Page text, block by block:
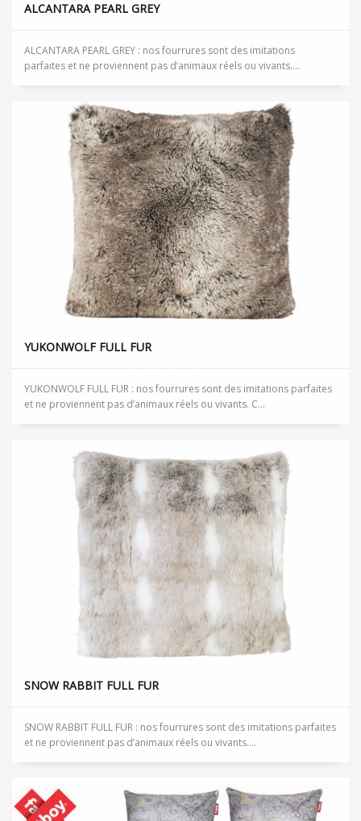
ALCANTARA PEARL GREY
ALCANTARA PEARL GREY : nos fourrures sont des imitations
parfaites et ne proviennent pas d’animaux réels ou vivants....
YUKONWOLF FULL FUR
YUKONWOLF FULL FUR : nos fourrures sont des imitations parfaites
et ne proviennent pas d’animaux réels ou vivants. C...
SNOW RABBIT FULL FUR
SNOW RABBIT FULL FUR : nos fourrures sont des imitations parfaites
et ne proviennent pas d’animaux réels ou vivants....